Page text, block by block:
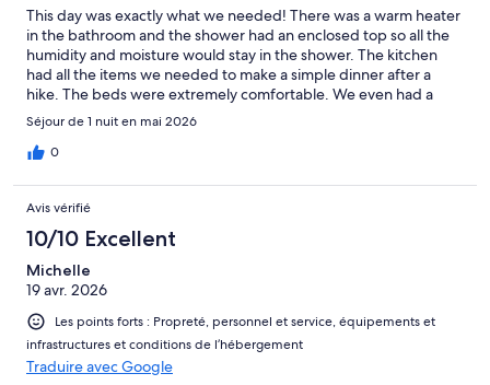
This day was exactly what we needed! There was a warm heater
in the bathroom and the shower had an enclosed top so all the
humidity and moisture would stay in the shower. The kitchen
had all the items we needed to make a simple dinner after a
hike. The beds were extremely comfortable. We even had a
nice dining table for the three of us extremely clean and
modern.
Séjour de 1 nuit en mai 2026
0
Avis vérifié
10/10 Excellent
Michelle
19 avr. 2026
Les points forts : Propreté, personnel et service, équipements et
infrastructures et conditions de l’hébergement
Traduire avec Google